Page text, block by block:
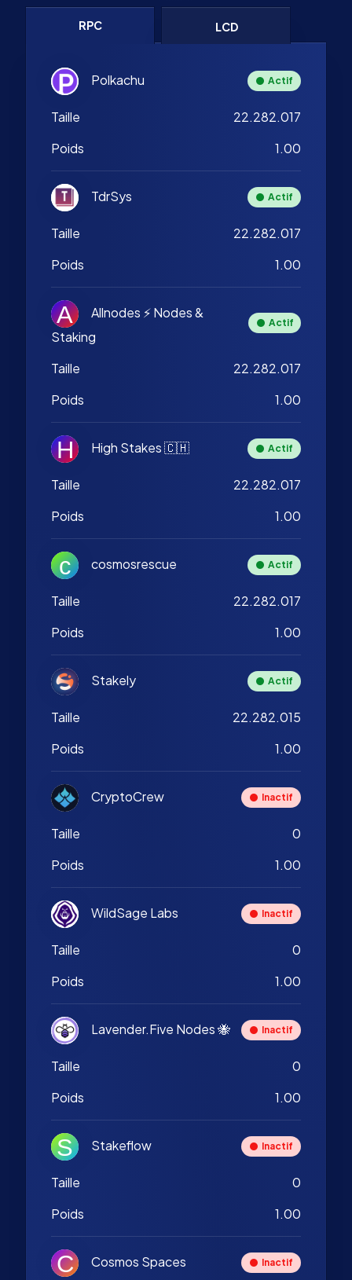
RPC LCD
Polkachu Actif
Taille
22.282.017
Poids
1.00
TdrSys Actif
Taille
22.282.017
Poids
1.00
Allnodes ⚡️ Nodes &
Staking
Actif
Taille
22.282.017
Poids
1.00
High Stakes 🇨🇭 Actif
Taille
22.282.017
Poids
1.00
cosmosrescue Actif
Taille
22.282.017
Poids
1.00
Stakely Actif
Taille
22.282.015
Poids
1.00
CryptoCrew Inactif
Taille
0
Poids
1.00
WildSage Labs Inactif
Taille
0
Poids
1.00
Lavender.Five Nodes 🐝 Inactif
Taille
0
Poids
1.00
Stakeflow Inactif
Taille
0
Poids
1.00
Cosmos Spaces Inactif